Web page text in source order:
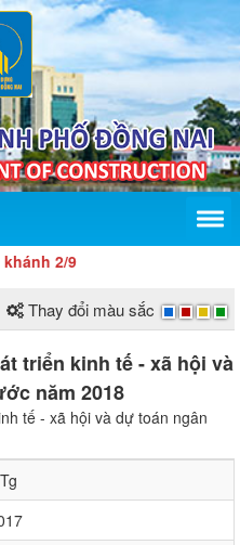
2/9
Thay đổi màu sắc
triển kinh tế - xã hội và
năm 2018
tế - xã hội và dự toán ngân